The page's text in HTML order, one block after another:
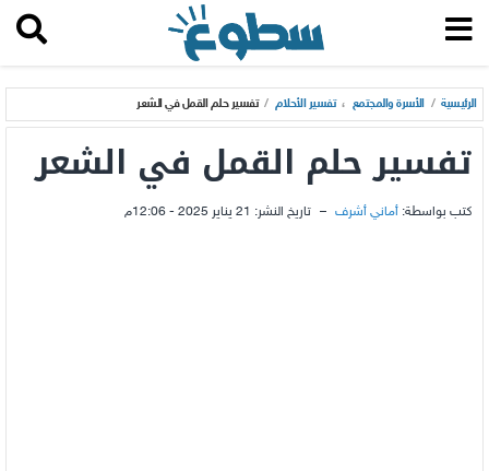
الرئيسية / الأسرة والمجتمع ، تفسير الأحلام / تفسير حلم القمل في الشعر
تفسير حلم القمل في الشعر
كتب بواسطة: أماني أشرف – تاريخ النشر: 21 يناير 2025 - 12:06م